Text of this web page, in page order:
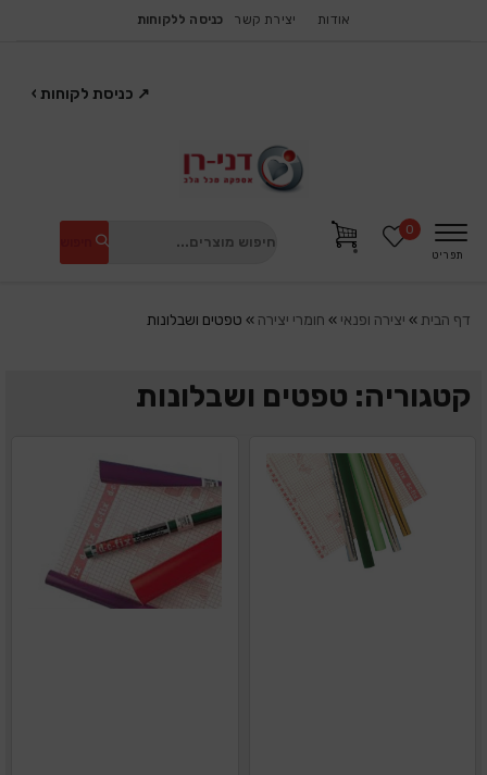
אודות יצירת קשר כניסה ללקוחות
↗ כניסת לקוחות ›
תפריט
0
דף הבית» יצירה ופנאי » חומרי יצירה » טפטים ושבלונות
קטגוריה: טפטים ושבלונות